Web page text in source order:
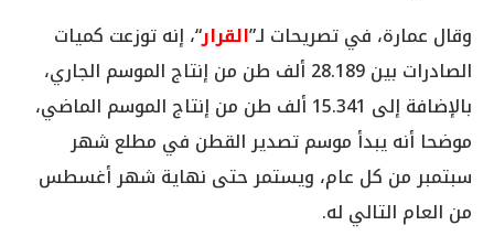
وقال عمارة، في تصريحات لـ”القرار“، إنه توزعت كميات
الصادرات بين 28.189 ألف طن من إنتاج الموسم الجاري،
بالإضافة إلى 15.341 ألف طن من إنتاج الموسم الماضي،
موضحا أنه يبدأ موسم تصدير القطن في مطلع شهر
سبتمبر من كل عام، ويستمر حتى نهاية شهر أغسطس
من العام التالي له.